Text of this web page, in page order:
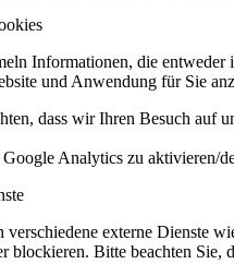
Informationen, die
und Anwendung für Sie
dass wir Ihren Besuch auf
Analytics zu aktivieren/
verschiedene externe Dienste
blockieren. Bitte beachten Sie,